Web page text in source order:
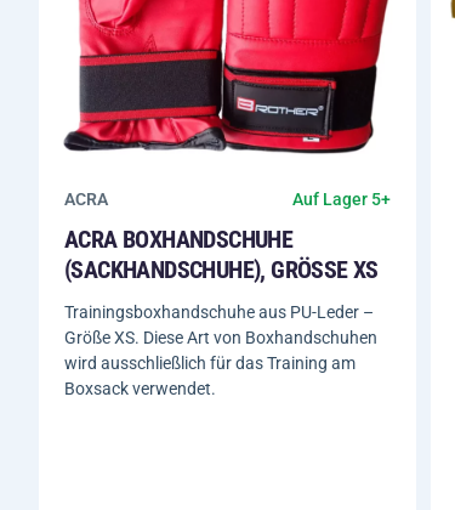
ACRA Auf Lager 5+
ACRA BOXHANDSCHUHE
(SACKHANDSCHUHE), GRÖSSE XS
Trainingsboxhandschuhe aus PU-Leder –
Größe XS. Diese Art von Boxhandschuhen
wird ausschließlich für das Training am
Boxsack verwendet.